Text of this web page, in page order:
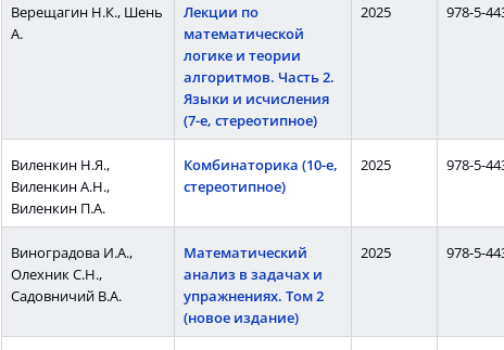
Верещагин Н.К., Шень
А.
Лекции по
математической
логике и теории
алгоритмов. Часть 2.
Языки и исчисления
(7-е, стереотипное)
2025 978-5-
Виленкин Н.Я.,
Виленкин А.Н.,
Виленкин П.А.
Комбинаторика (10-е,
стереотипное)
2025 978-5-
Виноградова И.А.,
Олехник С.Н.,
Садовничий В.А.
Математический
анализ в задачах и
упражнениях. Том 2
(новое издание)
2025 978-5-